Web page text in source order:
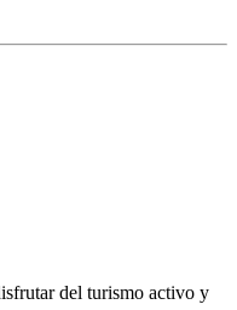
del turismo activo y